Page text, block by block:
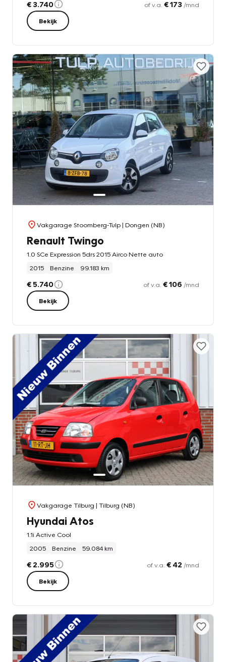
€ 3.740 of v.a. € 173 /mnd
Bekijk
Vakgarage Stoomberg-Tulp| Dongen (NB)
Renault Twingo
1.0 SCe Expression 5drs 2015 Airco Nette auto
2015
Benzine 99.183 km
€ 5.740 of v.a. € 106 /mnd
Bekijk
Vakgarage Tilburg | Tilburg (NB)
Hyundai Atos
1.1i Active Cool
2005
Benzine 59.084 km
€ 2.995 of v.a. € 42 /mnd
Bekijk